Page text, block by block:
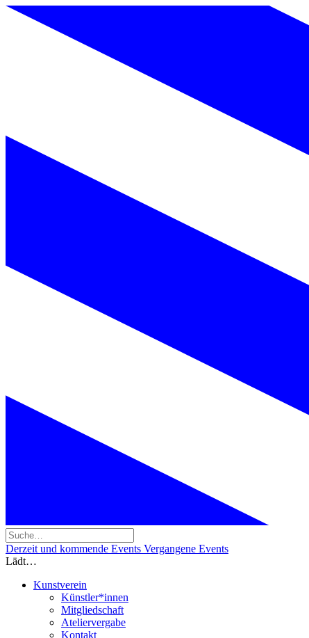
Derzeit und kommende Events Vergangene Events
Lädt…
Kunstverein
Künstler*innen
Mitgliedschaft
Ateliervergabe
Kontakt